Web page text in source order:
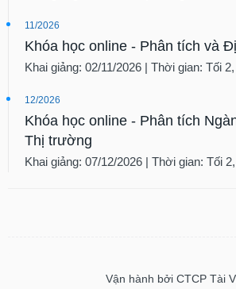
11/2026
Khóa học online - Phân tích và
Khai giảng: 02/11/2026 | Thời gian: Tối
12/2026
Khóa học online - Phân tích
Thị trường
Khai giảng: 07/12/2026 | Thời gian: Tối
Vận hành bởi CTCP Tài